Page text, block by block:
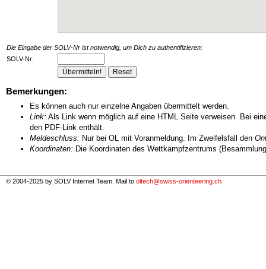
Die Eingabe der SOLV-Nr ist notwendig, um Dich zu authentifizieren:
SOLV-Nr:
Bemerkungen:
Es können auch nur einzelne Angaben übermittelt werden.
Link: Als Link wenn möglich auf eine HTML Seite verweisen. Bei
den PDF-Link enthält.
Meldeschluss: Nur bei OL mit Voranmeldung. Im Zweifelsfall den
Koordinaten: Die Koordinaten des Wettkampfzentrums
© 2004-2025 by SOLV Internet Team. Mail to oltech@swiss-orienteering.ch